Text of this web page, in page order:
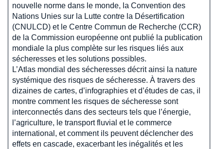
nouvelle norme dans le monde, la Convention des
Nations Unies sur la Lutte contre la Désertification
(CNULCD) et le Centre Commun de Recherche (CCR)
de la Commission européenne ont publié la publication
mondiale la plus complète sur les risques liés aux
sécheresses et les solutions possibles.
L’Atlas mondial des sécheresses décrit ainsi la nature
systémique des risques de sécheresse. À travers des
dizaines de cartes, d’infographies et d’études de cas, il
montre comment les risques de sécheresse sont
interconnectés dans des secteurs tels que l’énergie,
l’agriculture, le transport fluvial et le commerce
international, et comment ils peuvent déclencher des
effets en cascade, exacerbant les inégalités et les